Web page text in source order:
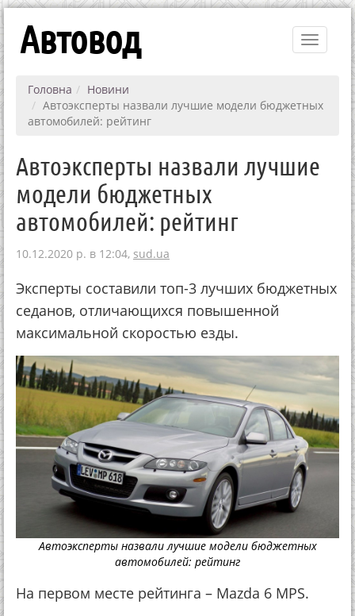
Toggle
Автовод
Головна
Новини
Автоэксперты назвали лучшие модели бюджетных
автомобилей: рейтинг
Автоэксперты назвали лучшие
модели бюджетных
автомобилей: рейтинг
10.12.2020 р. в 12:04, sud.ua
Эксперты составили топ-3 лучших бюджетных
седанов, отличающихся повышенной
максимальной скоростью езды.
Автоэксперты назвали лучшие модели бюджетных
автомобилей: рейтинг
На первом месте рейтинга – Mazda 6 MPS.